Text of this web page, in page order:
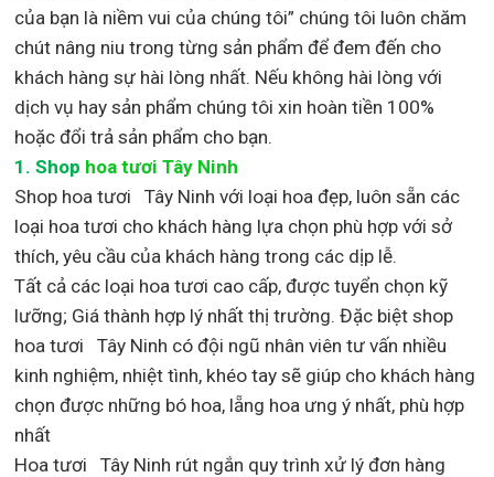
của bạn là niềm vui của chúng tôi” chúng tôi luôn chăm
chút nâng niu trong từng sản phẩm để đem đến cho
khách hàng sự hài lòng nhất. Nếu không hài lòng với
dịch vụ hay sản phẩm chúng tôi xin hoàn tiền 100%
hoặc đổi trả sản phẩm cho bạn.
1.Shop hoa tươi Tây Ninh
Shop hoa tươi Tây Ninh với loại hoa đẹp, luôn sẵn các
loại hoa tươi cho khách hàng lựa chọn phù hợp với sở
thích, yêu cầu của khách hàng trong các dịp lễ.
Tất cả các loại hoa tươi cao cấp, được tuyển chọn kỹ
lưỡng; Giá thành hợp lý nhất thị trường. Đặc biệt shop
hoa tươi Tây Ninh có đội ngũ nhân viên tư vấn nhiều
kinh nghiệm, nhiệt tình, khéo tay sẽ giúp cho khách hàng
chọn được những bó hoa, lẵng hoa ưng ý nhất, phù hợp
nhất
Hoa tươi Tây Ninh rút ngắn quy trình xử lý đơn hàng